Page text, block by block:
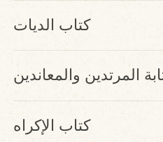
كتاب الديات
المرتدين والمعاندين
وقتالهم
كتاب الإكراه